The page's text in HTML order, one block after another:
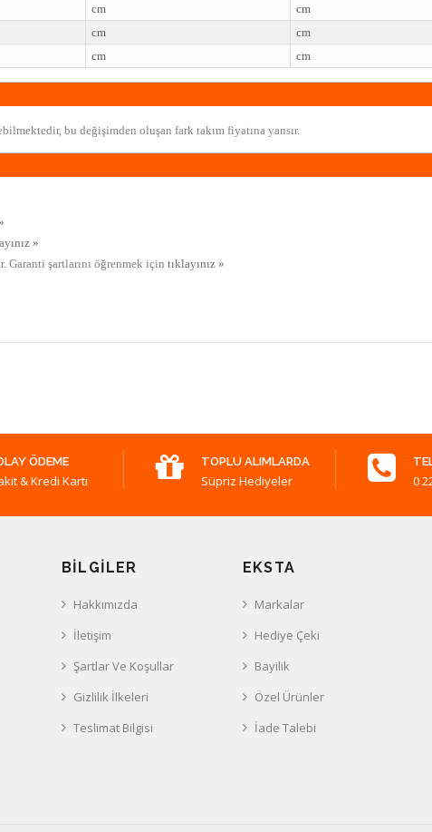
cm
cm
cm
cm
cm
cm
bu değişimden oluşan fark takım fiyatına yansır.
»
Garanti şartlarını öğrenmek için tıklayınız »
ÖDEME
& Kredi Kartı
TOPLU ALIMLARDA
Süpriz Hediyeler 0
BILGILER
Hakkımızda
İletişim
Şartlar Ve Koşullar
Gizlilik İlkeleri
Teslimat Bilgisi
EKSTA
Markalar
Hediye Çeki
Bayilik
Özel Ürünler
İade Talebi